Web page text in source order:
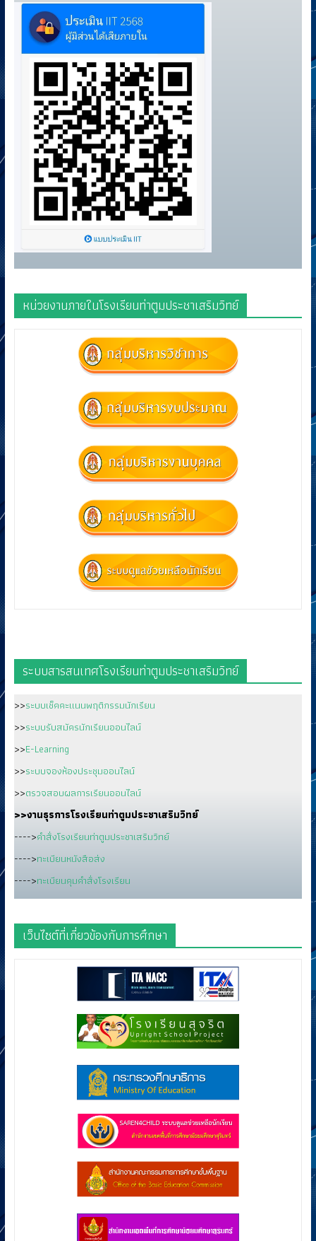
หน่วยงานภายในโรงเรียนท่าตูมประชาเสริมวิทย์
ระบบสารสนเทศโรงเรียนท่าตูมประชาเสริมวิทย์
>>ระบบเช็คคะแนนพฤติกรรมนักเรียน
>>ระบบรับสมัครนักเรียนออนไลน์
>>E-Learning
>>ระบบจองห้องประชุมออนไลน์
>>ตรวจสอบผลการเรียนออนไลน์
>>งานธุรการโรงเรียนท่าตูมประชาเสริมวิทย์
---->คำสั่งโรงเรียนท่าตูมประชาเสริมวิทย์
---->ทะเบียนหนังสือส่ง
---->ทะเบียนคุมคำสั่งโรงเรียน
เว็บไซต์ที่เกี่ยวข้องกับการศึกษา